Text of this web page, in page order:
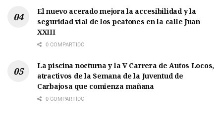
El nuevo acerado mejora la accesibilidad y la
seguridad vial de los peatones en la calle Juan
XXIII
0 COMPARTIDO
La piscina nocturna y la V Carrera de Autos Locos,
atractivos de la Semana de la Juventud de
Carbajosa que comienza mañana
0 COMPARTIDO